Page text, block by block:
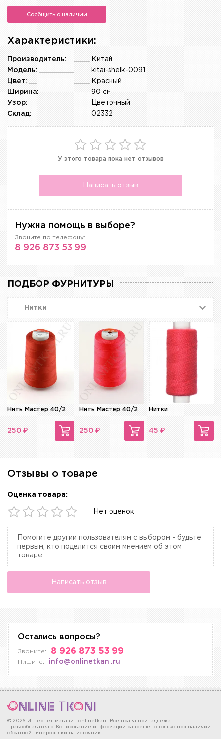
Сообщить о наличии
Характеристики:
Китай
Производитель:
kitai-shelk-0091
Модель:
Красный
Цвет:
90 см
Ширина:
Цветочный
Узор:
02332
Склад:
У этого товара пока нет отзывов
Написать отзыв
Нужна помощь в выборе?
Звоните по телефону:
8 926 873 53 99
ПОДБОР ФУРНИТУРЫ
Нитки
Нить Мастер 40/2
250 ₽
Нить Мастер 40/2
250 ₽
Нитки
45 ₽
Отзывы о товаре
Оценка товара:
Нет оценок
Помогите другим пользователям с выбором - будьте
первым, кто поделится своим мнением об этом
товаре
Написать отзыв
Остались вопросы?
Звоните: 8 926 873 53 99
Пишите: info@onlinetkani.ru
© 2026 Интернет-магазин onlinetkani. Все права принадлежат
правообладателю. Копирование информации разрешено только при наличии
обратной гиперссылки на источник.